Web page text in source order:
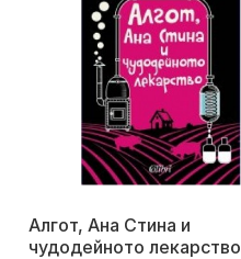
Алгот, Ана Стина и
чудодейното лекарство